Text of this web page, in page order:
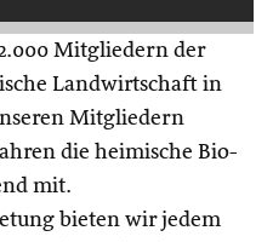
Mitgliedern der
Landwirtschaft in
Mitgliedern
die heimische Bio-
mit.
bieten wir jedem